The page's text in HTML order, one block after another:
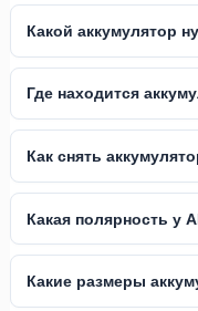
Какой аккумулятор
Где находится
Как снять
Какая полярность у
Какие размеры